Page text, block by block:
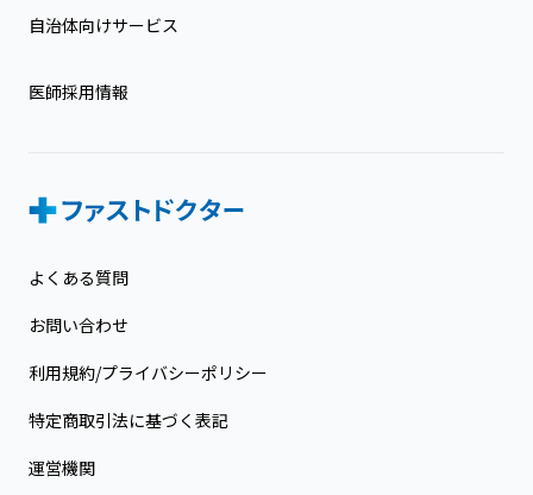
自治体向けサービス
医師採用情報
よくある質問
お問い合わせ
利用規約/プライバシーポリシー
特定商取引法に基づく表記
運営機関